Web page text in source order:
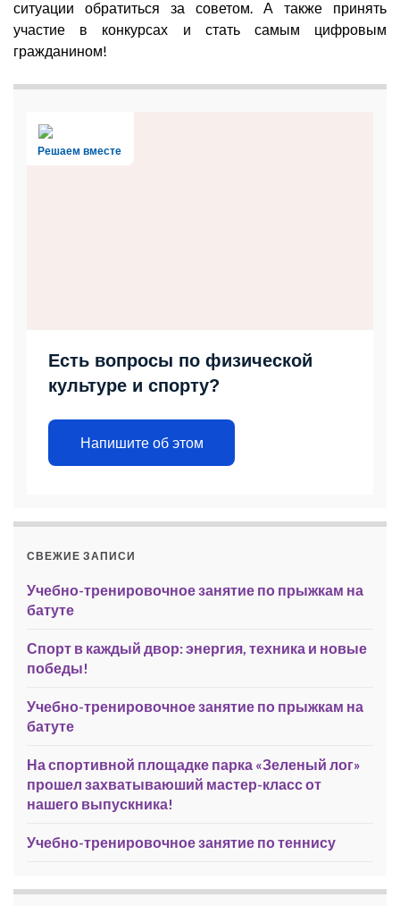
ситуации обратиться за советом. А также принять
участие в конкурсах и стать самым цифровым
гражданином!
Решаем вместе
Есть вопросы по физической
культуре и спорту?
Напишите об этом
СВЕЖИЕ ЗАПИСИ
Учебно-тренировочное занятие по прыжкам на
батуте
Спорт в каждый двор: энергия, техника и новые
победы!
Учебно-тренировочное занятие по прыжкам на
батуте
На спортивной площадке парка «Зеленый лог»
прошел захватываюший мастер-класс от
нашего выпускника!
Учебно-тренировочное занятие по теннису